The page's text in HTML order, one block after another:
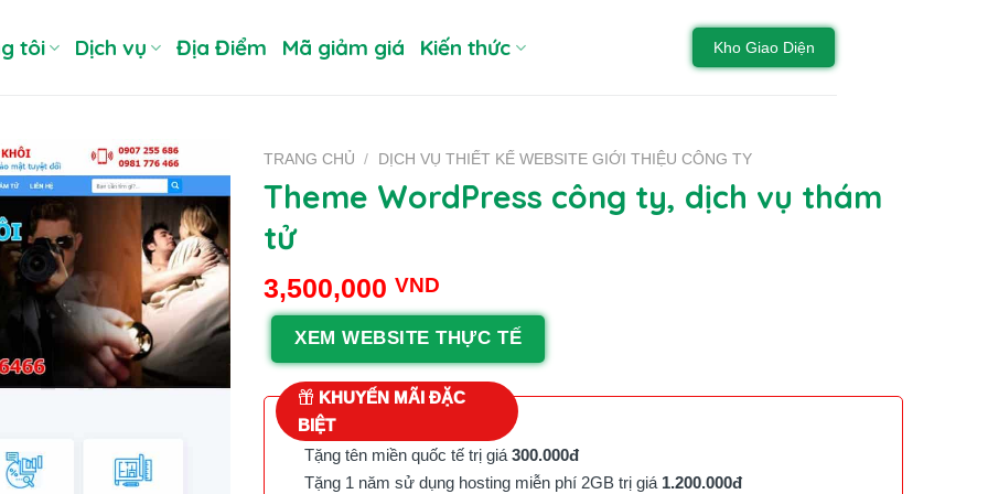
tôi Dịch vụ Địa Điểm Mã giảm giá Kiến thức Kho Giao Diện
TRANG CHỦ / DỊCH VỤ THIẾT KẾ WEBSITE GIỚI THIỆU CÔNG TY
Theme WordPress công ty, dịch vụ thám
tử
3,500,000 VND
XEM WEBSITE THỰC TẾ
KHUYẾN MÃI ĐẶC
BIỆT
Tặng tên miền quốc tế trị giá 300.000đ
Tặng 1 năm sử dụng hosting miễn phí 2GB trị giá 1.200.000đ